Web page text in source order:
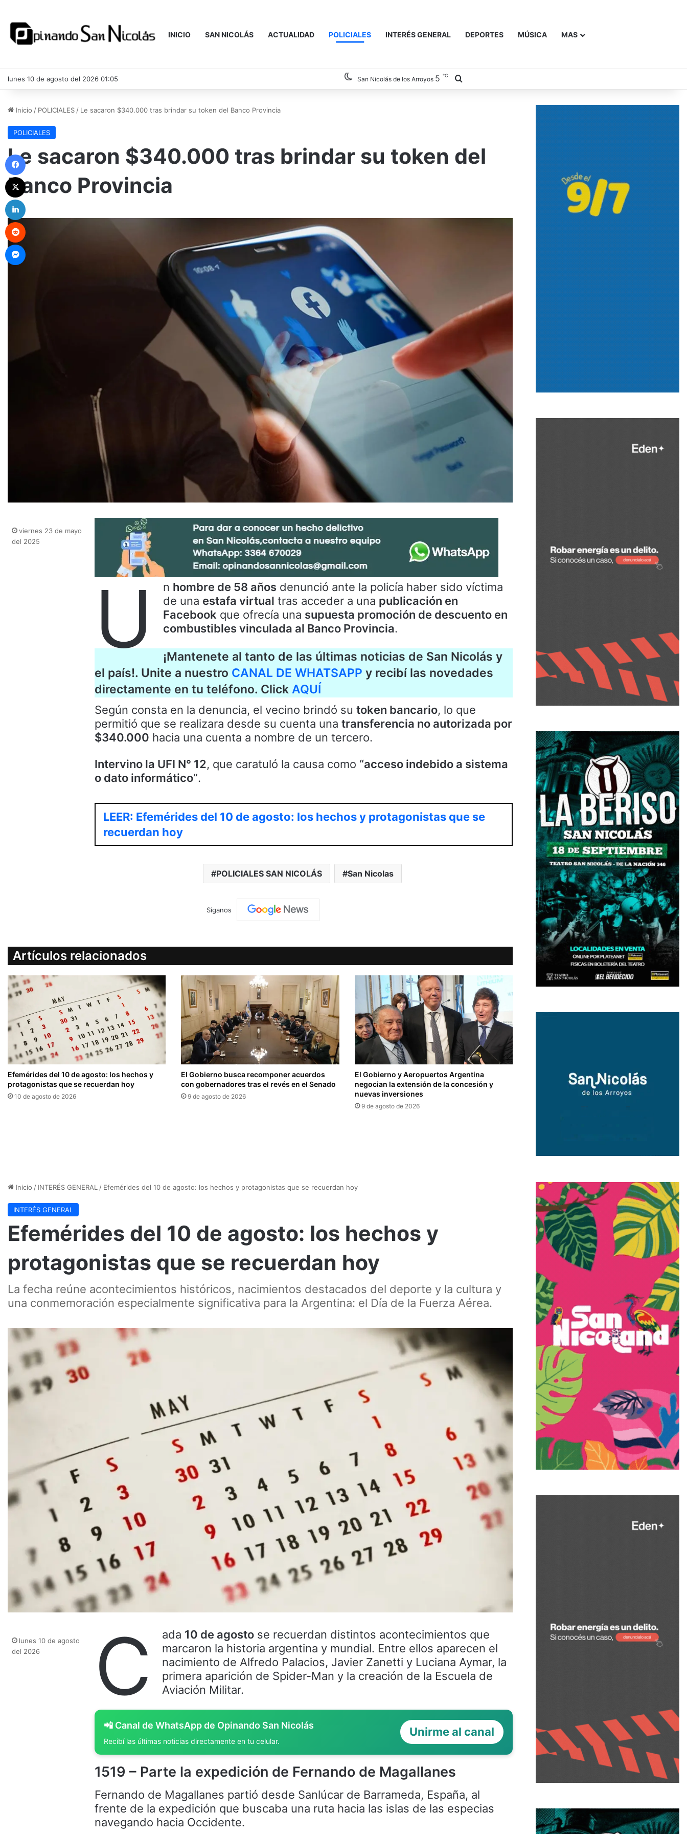
INICIO SAN NICOLÁS ACTUALIDAD POLICIALES INTERÉS GENERAL DEPORTES MÚSICA MAS
lunes 10 de agosto del 2026 01:05 San Nicolás de los Arroyos 5 ℃ Buscar
Inicio / POLICIALES / Le sacaron $340.000 tras brindar su token del Banco Provincia
POLICIALES
Le sacaron $340.000 tras brindar su token del
Banco Provincia
U n hombre de 58 años denunció ante la policía haber sido víctima
de una estafa virtual tras acceder a una publicación en
Facebook que ofrecía una supuesta promoción de descuento en
combustibles vinculada al Banco Provincia.
¡Mantenete al tanto de las últimas noticias de San Nicolás y
el país!. Unite a nuestro CANAL DE WHATSAPP y recibí las novedades
directamente en tu teléfono. Click AQUÍ
Según consta en la denuncia, el vecino brindó su token bancario, lo que
permitió que se realizara desde su cuenta una transferencia no autorizada por
$340.000 hacia una cuenta a nombre de un tercero.
Intervino la UFI N° 12, que caratuló la causa como “acceso indebido a sistema
o dato informático”.
LEER: Efemérides del 10 de agosto: los hechos y protagonistas que se
recuerdan hoy
POLICIALES SAN NICOLÁS San Nicolas
viernes 23 de mayo
del 2025
Síganos
Artículos relacionados
Efemérides del 10 de agosto: los hechos y
protagonistas que se recuerdan hoy
10 de agosto de 2026
El Gobierno busca recomponer acuerdos
con gobernadores tras el revés en el Senado
9 de agosto de 2026
El Gobierno y Aeropuertos Argentina
negocian la extensión de la concesión y
nuevas inversiones
9 de agosto de 2026
Facebook